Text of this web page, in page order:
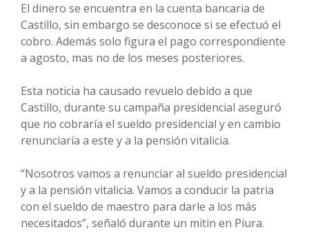
El dinero se encuentra en la cuenta bancaria de
Castillo, sin embargo se desconoce si se efectuó el
cobro. Además solo figura el pago correspondiente
a agosto, mas no de los meses posteriores.
Esta noticia ha causado revuelo debido a que
Castillo, durante su campaña presidencial aseguró
que no cobraría el sueldo presidencial y en cambio
renunciaría a este y a la pensión vitalicia.
“Nosotros vamos a renunciar al sueldo presidencial
y a la pensión vitalicia. Vamos a conducir la patria
con el sueldo de maestro para darle a los más
necesitados”, señaló durante un mitin en Piura.